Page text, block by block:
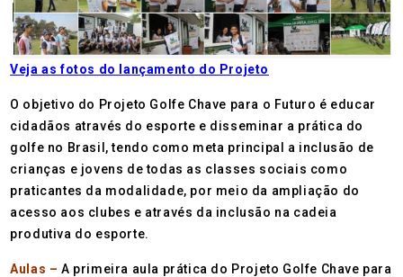
Veja as fotos do lançamento do Projeto
O objetivo do Projeto Golfe Chave para o Futuro é educar
cidadãos através do esporte e disseminar a prática do
golfe no Brasil, tendo como meta principal a inclusão de
crianças e jovens de todas as classes sociais como
praticantes da modalidade, por meio da ampliação do
acesso aos clubes e através da inclusão na cadeia
produtiva do esporte.
Aulas – A primeira aula prática do Projeto Golfe Chave para